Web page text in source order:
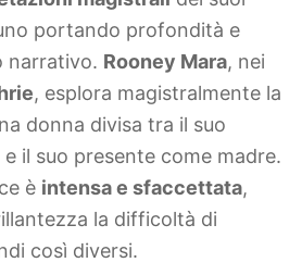
portando profondità e
narrativo. Rooney Mara, nei
, esplora magistralmente la
donna divisa tra il suo
il suo presente come madre.
è intensa e sfaccettata,
la difficoltà di
così diversi.